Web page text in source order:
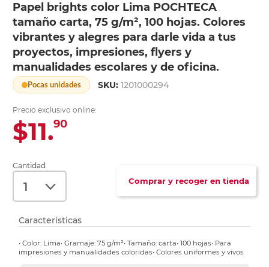
Papel brights color Lima POCHTECA
tamaño carta, 75 g/m², 100 hojas. Colores
vibrantes y alegres para darle vida a tus
proyectos, impresiones, flyers y
manualidades escolares y de oficina.
Pocas unidades SKU:1201000294
Precio exclusivo online:
$11.90
Cantidad
Comprar y recoger en tienda
Características
• Color: Lima• Gramaje: 75 g/m²• Tamaño: carta• 100 hojas• Para
impresiones y manualidades coloridas• Colores uniformes y vivos